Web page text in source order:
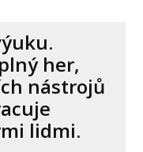
her,
nástrojů
lidmi.